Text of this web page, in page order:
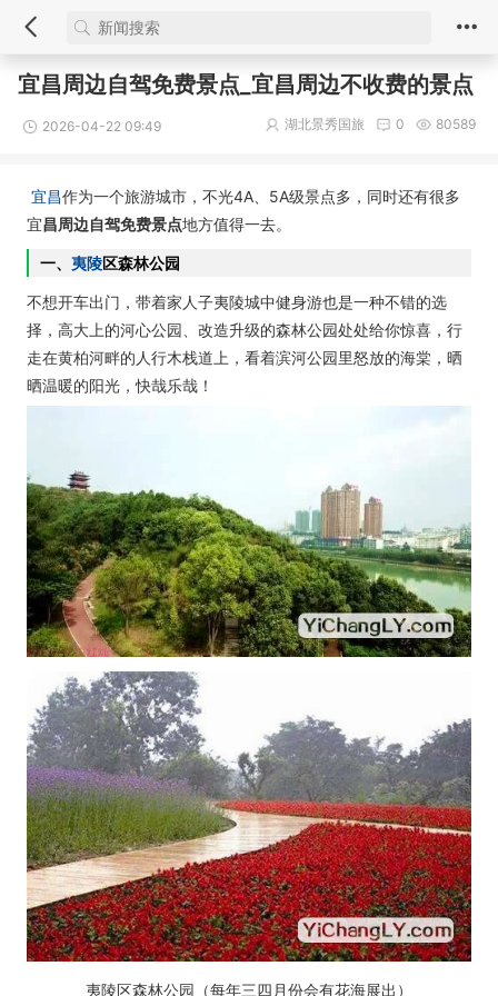
宜昌周边自驾免费景点_宜昌周边不收费的景点
2026-04-22 09:49 80589
0
湖北景秀国旅
宜昌作为一个旅游城市，不光4A、5A级景点多，同时还有很多
宜昌周边自驾免费景点地方值得一去。
一、 夷陵区森林公园
不想开车出门，带着家人子夷陵城中健身游也是一种不错的选
择，高大上的河心公园、改造升级的森林公园处处给你惊喜，行
走在黄柏河畔的人行木栈道上，看着滨河公园里怒放的海棠，晒
晒温暖的阳光，快哉乐哉！
夷陵区森林公园（每年三四月份会有花海展出）